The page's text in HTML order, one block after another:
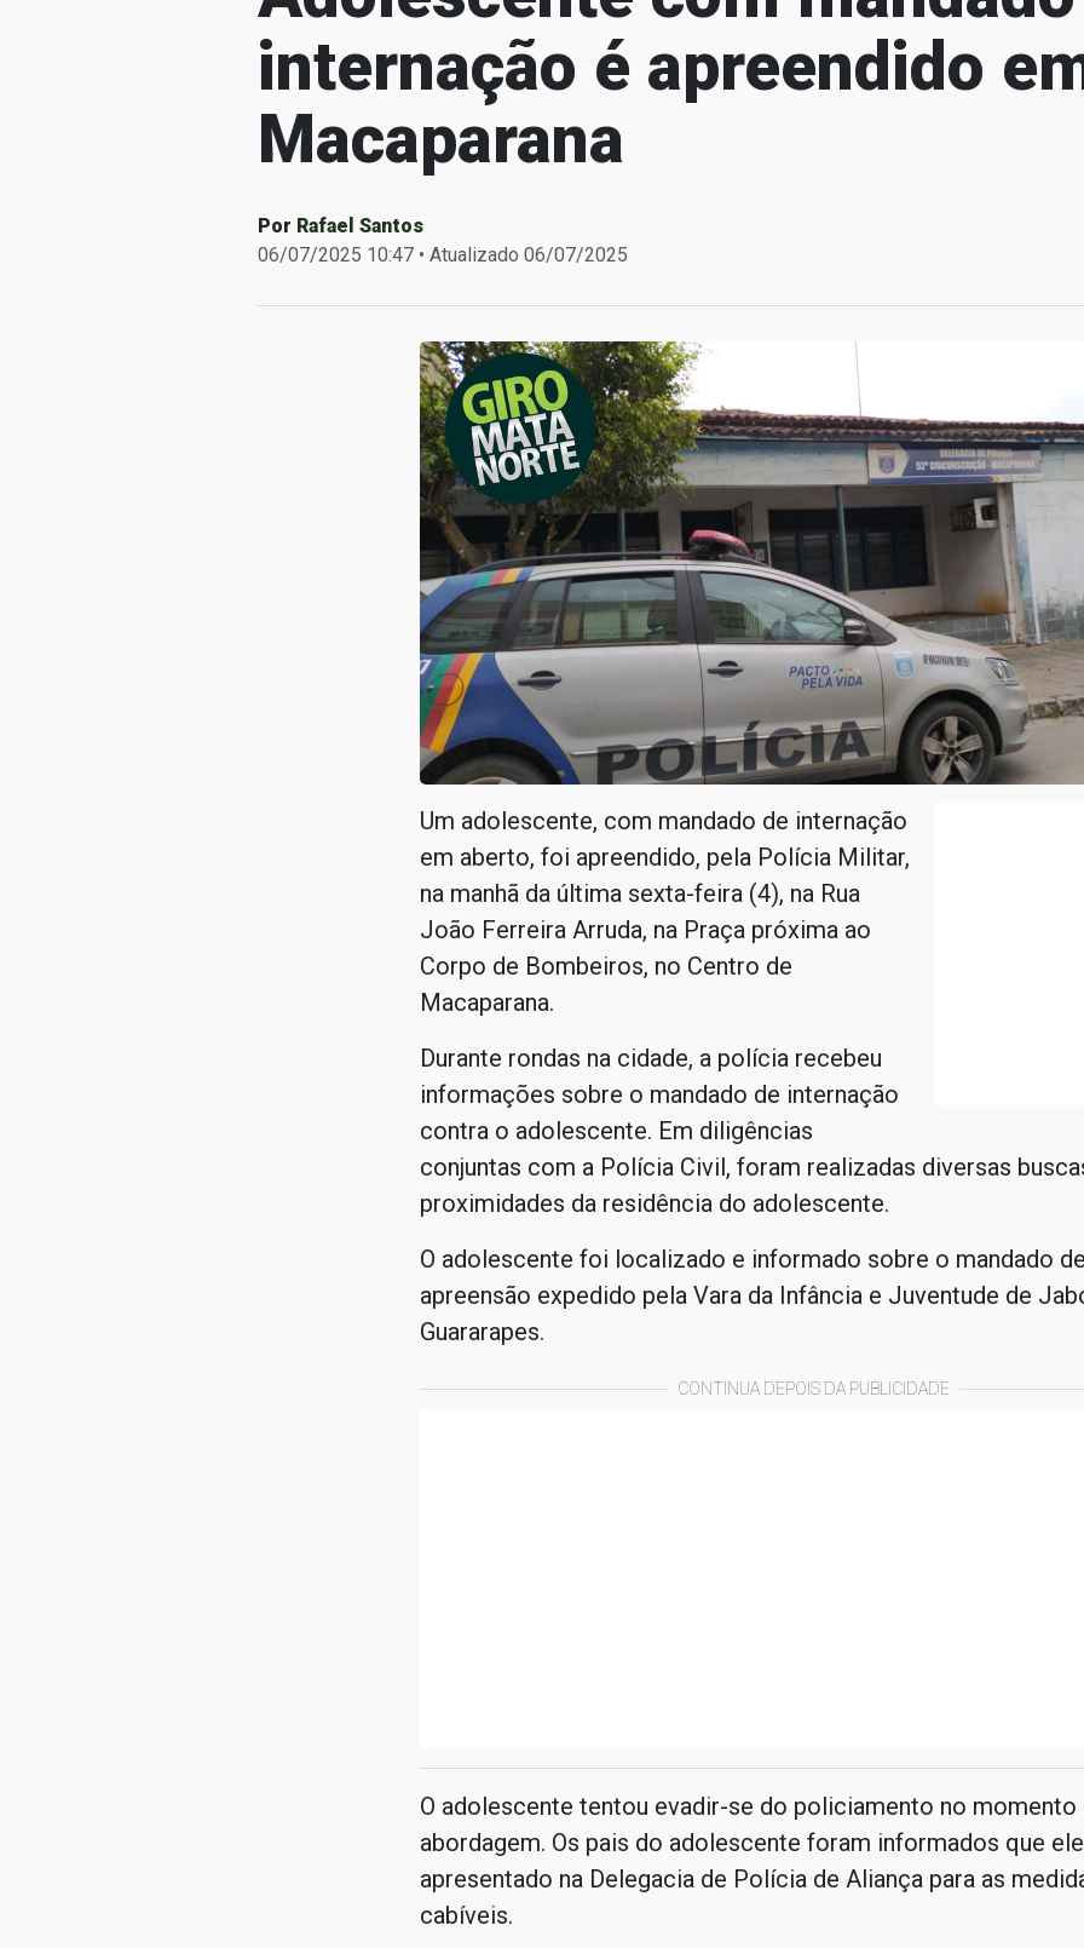
internação é apreendido
Macaparana
Por Rafael Santos
06/07/2025 10:47 • Atualizado 06/07/2025
Um adolescente, com mandado de internação
em aberto, foi apreendido, pela Polícia Militar,
na manhã da última sexta-feira (4), na Rua
João Ferreira Arruda, na Praça próxima ao
Corpo de Bombeiros, no Centro de
Macaparana.
Durante rondas na cidade, a polícia recebeu
informações sobre o mandado de internação
contra o adolescente. Em diligências
conjuntas com a Polícia Civil, foram realizadas diversas
proximidades da residência do adolescente.
O adolescente foi localizado e informado sobre o mandado
apreensão expedido pela Vara da Infância e Juventude de
Guararapes.
CONTINUA DEPOIS DA PUBLICIDADE
O adolescente tentou evadir-se do policiamento no momento
abordagem. Os pais do adolescente foram informados que
apresentado na Delegacia de Polícia de Aliança para as
cabíveis.